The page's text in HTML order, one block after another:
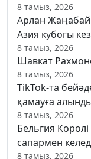
8 тамыз, 2026
Арлан Жаңабай
Азия кубогы
8 тамыз, 2026
Шавкат
8 тамыз, 2026
TikTok-та
қамауға
8 тамыз, 2026
Бельгия
сапармен
8 тамыз, 2026